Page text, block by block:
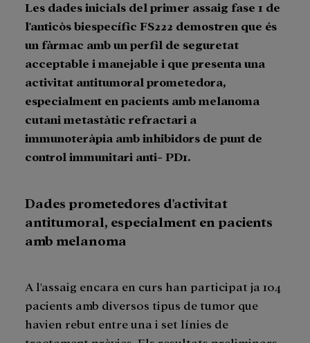
Les dades inicials del primer assaig fase 1 de
l'anticòs biespecífic FS222 demostren que és
un fàrmac amb un perfil de seguretat
acceptable i manejable i que presenta una
activitat antitumoral prometedora,
especialment en pacients amb melanoma
cutani metastàtic refractari a
immunoteràpia amb inhibidors de punt de
control immunitari anti- PD1.
Dades prometedores d'activitat
antitumoral, especialment en pacients
amb melanoma
A l'assaig encara en curs han participat ja 104
pacients amb diversos tipus de tumor que
havien rebut entre una i set línies de